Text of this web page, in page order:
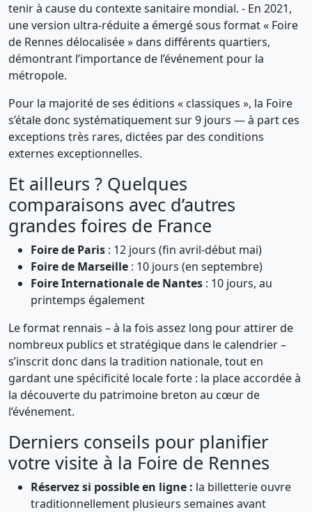
tenir à cause du contexte sanitaire mondial. - En 2021,
une version ultra-réduite a émergé sous format « Foire
de Rennes délocalisée » dans différents quartiers,
démontrant l’importance de l’événement pour la
métropole.
Pour la majorité de ses éditions « classiques », la Foire
s’étale donc systématiquement sur 9 jours — à part ces
exceptions très rares, dictées par des conditions
externes exceptionnelles.
Et ailleurs ? Quelques
comparaisons avec d’autres
grandes foires de France
Foire de Paris : 12 jours (fin avril-début mai)
Foire de Marseille : 10 jours (en septembre)
Foire Internationale de Nantes : 10 jours, au
printemps également
Le format rennais – à la fois assez long pour attirer de
nombreux publics et stratégique dans le calendrier –
s’inscrit donc dans la tradition nationale, tout en
gardant une spécificité locale forte : la place accordée à
la découverte du patrimoine breton au cœur de
l’événement.
Derniers conseils pour planifier
votre visite à la Foire de Rennes
Réservez si possible en ligne : la billetterie ouvre
traditionnellement plusieurs semaines avant